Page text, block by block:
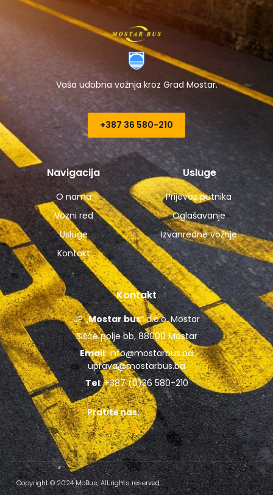
Vaša udobna vožnja kroz Grad Mostar.
+387 36 580-210​
Navigacija
O nama
Vozni red
Usluge
Kontakt
Usluge
Prijevoz putnika
Oglašavanje
Izvanredne vožnje
Kontakt
JP „Mostar bus“ d.o.o. Mostar
Bišće polje bb, 88000 Mostar
Email:info@mostarbus.ba
uprava@mostarbus.ba
Tel: +387 (0)36 580-210
Pratite nas:
Copyright © 2024 MoBus, All rights reserved.